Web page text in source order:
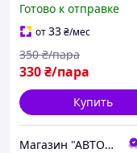
Готово к отправке
от33₴/мес
330₴/пара
350 ₴/пара
Купить
Магазин "АВТОДИЗАЙНЕР"